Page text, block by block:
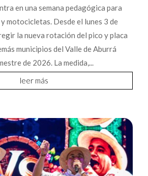
en una semana pedagógica para
motocicletas. Desde el lunes 3 de
la nueva rotación del pico y placa
municipios del Valle de Aburrá
de 2026. La medida,...
leer más